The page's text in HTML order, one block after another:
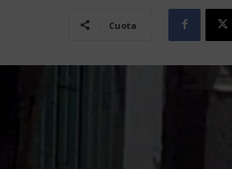
Cuota